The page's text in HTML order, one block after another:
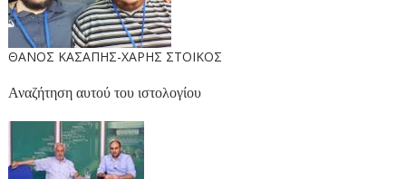
ΘΑΝΟΣ ΚΑΣΑΠΗΣ-ΧΑΡΗΣ ΣΤΟΙΚΟΣ
Αναζήτηση αυτού του ιστολογίου